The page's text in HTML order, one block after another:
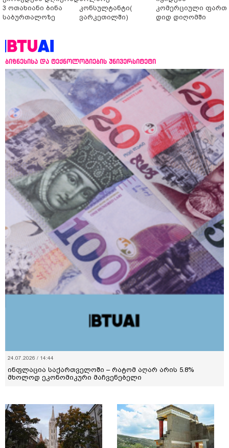
3 ოთახიანი ბინა
საბურთალოზე
კონსულტანტი(
ვარკეთილში)
კომერციული
დიდ დიღომში
ბიზნესისა და ტექნოლოგიების უნივერსიტეტი
24.07.2026 / 14:44
ინფლაცია საქართველოში – რატომ აღარ არის 5.8%
მხოლოდ ეკონომიკური მაჩვენებელი